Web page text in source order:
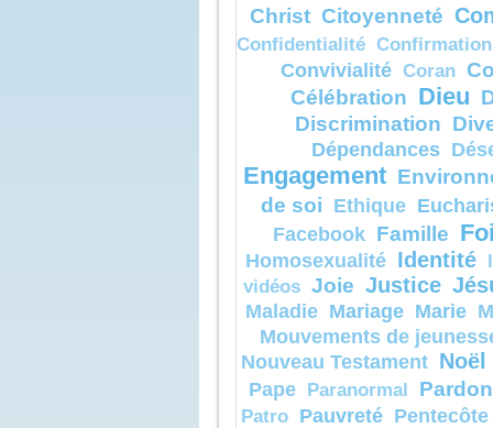
et il sortit
À l’heure
guéri.
et lui
« Pour
que nous,
nous
l’expulser
Jésus
« En
foi.
Amen, je
si vous
gros
moutarde,
vous
là-bas”,
et elle se
rien ne
–
de Dieu.
Christ Citoyenneté
Confidentialité Confirmation
Convivialité Coran
Célébration Dieu
Discrimination
Dépendances
Engagement
de soi Ethique
Facebook Famille
Homosexualité Identité
vidéos Joie Justice
Maladie Mariage Marie
Mouvements de
Nouveau Testament Noël
Pape Paranormal Pardon
Patro Pauvreté Pentecôte